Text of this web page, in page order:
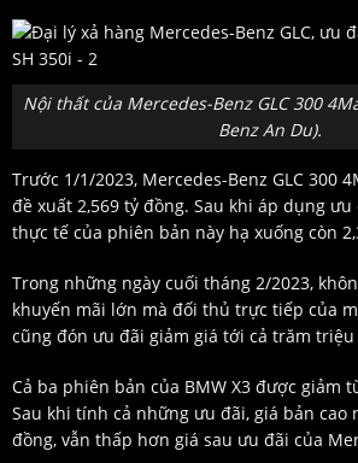
Nội thất của Mercedes-Benz GLC 300
Benz An Du).
Trước 1/1/2023, Mercedes-Benz GLC 300
đề xuất 2,569 tỷ đồng. Sau khi áp dụng
thực tế của phiên bản này hạ xuống còn
Trong những ngày cuối tháng 2/2023,
khuyến mãi lớn mà đối thủ trực tiếp của
cũng đón ưu đãi giảm giá tới cả trăm
Cả ba phiên bản của BMW X3 được giảm
Sau khi tính cả những ưu đãi, giá bản cao
đồng, vẫn thấp hơn giá sau ưu đãi của